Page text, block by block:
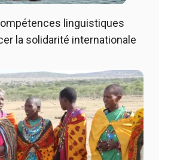
linguistiques
la solidarité internationale